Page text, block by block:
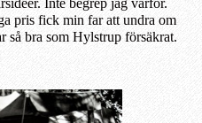
Inte begrep jag varför.
pris fick min far att undra om
så bra som Hylstrup försäkrat.